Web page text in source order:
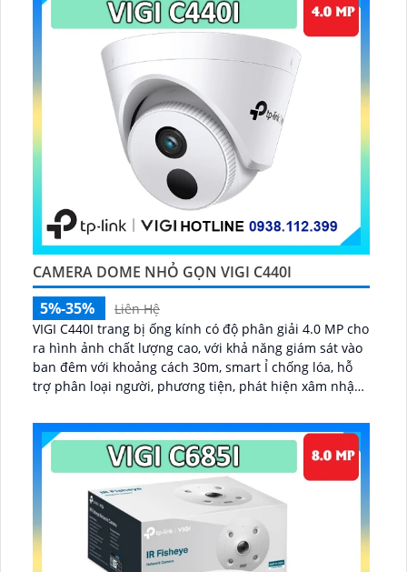
CAMERA DOME NHỎ GỌN VIGI C440I
5%-35%
Liên Hệ
VIGI C440I trang bị ống kính có độ phân giải 4.0 MP cho
ra hình ảnh chất lượng cao, với khả năng giám sát vào
ban đêm với khoảng cách 30m, smart Ỉ chống lóa, hỗ
trợ phân loại người, phương tiện, phát hiện xâm nhập,